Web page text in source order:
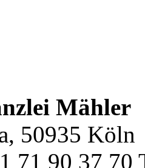
Mähler
50935 Köln
71 90 37 70